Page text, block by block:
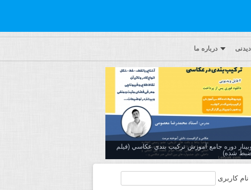
درباره ما
دوره جامع آموزش تركيب بندي عكاسي (فیلم
شده)
نام کاربری